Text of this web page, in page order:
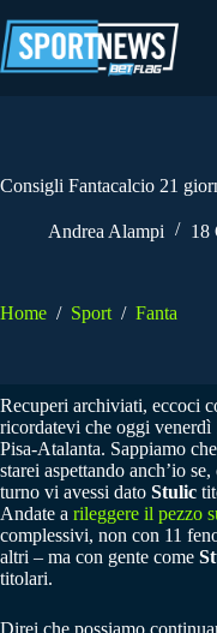
al
contenuto
Consigli Fantacalcio 21
Andrea Alampi 18
Home / Sport / Fanta
Recuperi archiviati, eccoci
ricordatevi che oggi
Pisa-Atalanta. Sappiamo
starei aspettando anch’io se,
turno vi avessi dato Stulic
Andate a rileggere il pezzo
complessivi, non con 11
altri – ma con gente come
titolari.
Direi che possiamo